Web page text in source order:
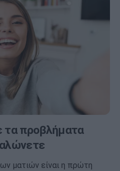
προβλήματα
ματιών είναι η πρώτη